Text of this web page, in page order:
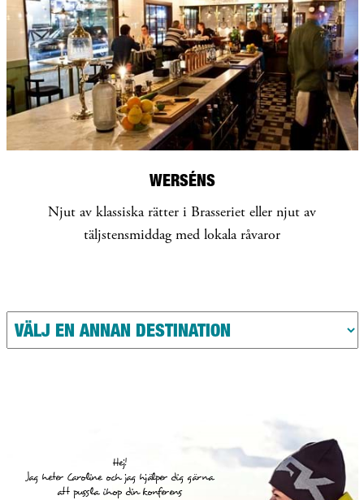
WERSÉNS
Njut av klassiska rätter i Brasseriet eller njut av
täljstensmiddag med lokala råvaror
Hej!
Jag heter Caroline och jag hjälper dig gärna
att pussla ihop din konferens